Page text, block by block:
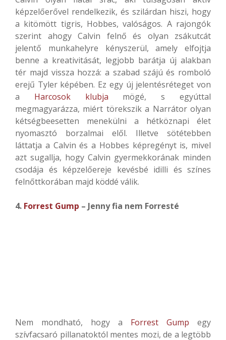
képzelőerővel rendelkezik, és szilárdan hiszi, hogy
a kitömött tigris, Hobbes, valóságos. A rajongók
szerint ahogy Calvin felnő és olyan zsákutcát
jelentő munkahelyre kényszerül, amely elfojtja
benne a kreativitását, legjobb barátja új alakban
tér majd vissza hozzá: a szabad szájú és romboló
erejű Tyler képében. Ez egy új jelentésréteget von
a Harcosok klubja mögé, s egyúttal
megmagyarázza, miért törekszik a Narrátor olyan
kétségbeesetten menekülni a hétköznapi élet
nyomasztó borzalmai elől. Illetve sötétebben
láttatja a Calvin és a Hobbes képregényt is, mivel
azt sugallja, hogy Calvin gyermekkorának minden
csodája és képzelőereje kevésbé idilli és színes
felnőttkorában majd köddé válik.
4. Forrest Gump – Jenny fia nem Forresté
Nem mondható, hogy a Forrest Gump egy
szívfacsaró pillanatoktól mentes mozi, de a legtöbb